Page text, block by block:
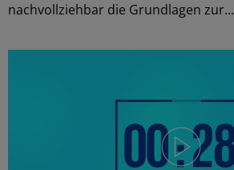
nachvollziehbar die Grundlagen zur...